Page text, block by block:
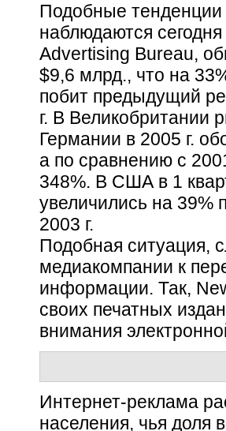
Подобные тенденции
наблюдаются
Advertising Bureau,
$9,6 млрд., что на
побит предыдущий
г. В Великобритании
Германии в 2005 г.
а по сравнению с
348%. В США в 1
увеличились на 39%
2003 г.
Подобная ситуация,
медиакомпании к
информации. Так,
своих печатных
внимания
Интернет-реклама
населения, чья доля